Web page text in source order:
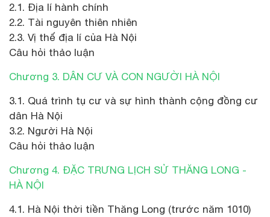
2.1. Địa lí hành chính
2.2. Tài nguyên thiên nhiên
2.3. Vị thế địa lí của Hà Nội
Câu hỏi thảo luận
Chương 3. DÂN CƯ VÀ CON NGƯỜI HÀ NỘI
3.1. Quá trình tụ cư và sự hình thành cộng đồng cư
dân Hà Nội
3.2. Người Hà Nội
Câu hỏi thảo luận
Chương 4. ĐẶC TRƯNG LỊCH SỬ THĂNG LONG -
HÀ NỘI
4.1. Hà Nội thời tiền Thăng Long (trước năm 1010)